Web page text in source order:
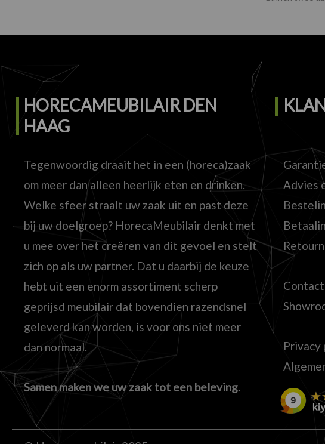
HORECAMEUBILAIR DEN
HAAG
Tegenwoordig draait het in een (horeca)zaak
om meer dan alleen heerlijk eten en drinken.
Welke sfeer straalt uw zaak uit en past deze
bij uw doelgroep? HorecaMeubilair denkt met
u mee over het creëren van dit gevoel en stelt
zich op als uw partner. Dat u daarbij de keuze
hebt uit een enorm assortiment scherp
geprijsd meubilair dat bovendien razendsnel
geleverd kan worden, is voor ons niet meer
dan normaal.
Samen maken we uw zaak tot een beleving.
Advies
Contact
Privacy